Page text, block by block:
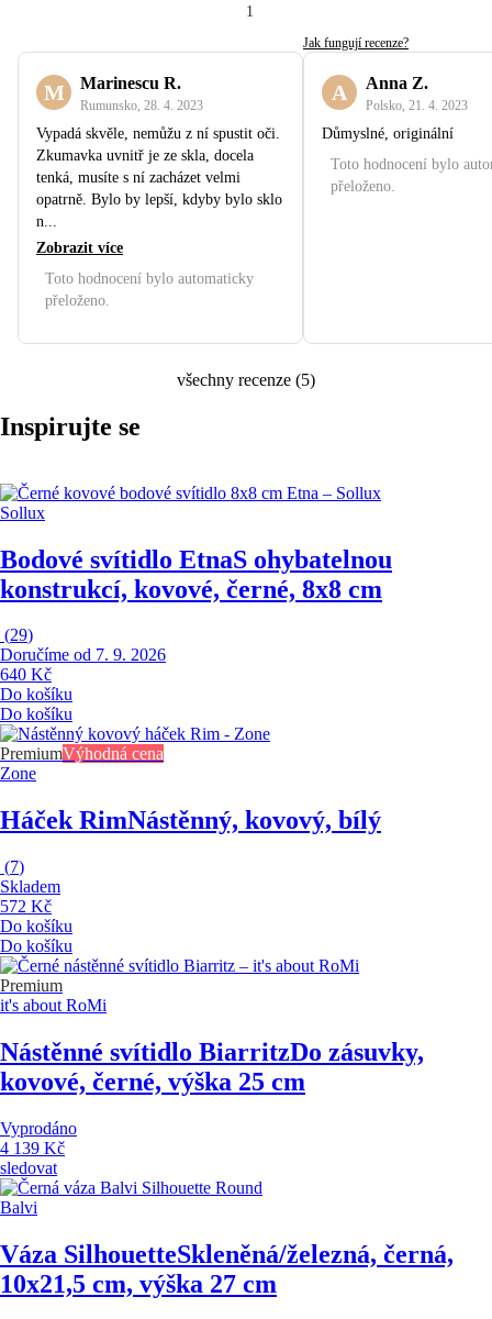
1
Jak fungují recenze?
M Marinescu R.
Rumunsko 28. 4. 2023
Vypadá skvěle, nemůžu z ní spustit oči.
Zkumavka uvnitř je ze skla, docela
tenká, musíte s ní zacházet velmi
opatrně. Bylo by lepší, kdyby bylo sklo
n...
Zobrazit více
Toto hodnocení bylo automaticky
přeloženo.
A Anna Z.
Polsko 21. 4. 2023
Důmyslné, originální
Toto hodnocení bylo
přeloženo.
všechny recenze (5)
Inspirujte se
Sollux
Bodové svítidlo EtnaS ohybatelnou
konstrukcí, kovové, černé, 8x8 cm
(29)
Doručíme od 7. 9. 2026
640 Kč
Do košíku
Do košíku
PremiumVýhodná cena
Zone
Háček RimNástěnný, kovový, bílý
(7)
Skladem
572 Kč
Do košíku
Do košíku
Premium
it's about RoMi
Nástěnné svítidlo BiarritzDo zásuvky,
kovové, černé, výška 25 cm
Vyprodáno
4 139 Kč
sledovat
Balvi
Váza SilhouetteSkleněná/železná, černá,
10x21,5 cm, výška 27 cm